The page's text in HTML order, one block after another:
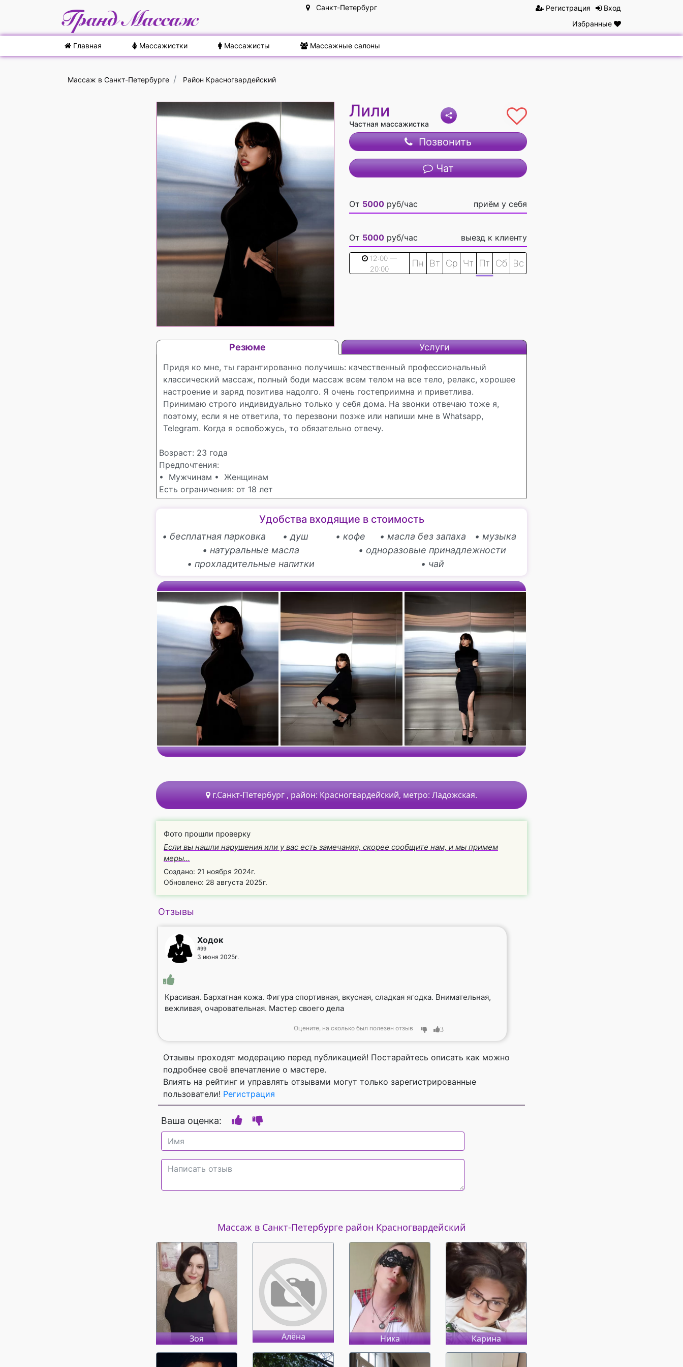
Санкт-Петербург Вход
Регистрация
Избранные
Главная Массажистки Массажисты Массажные салоны
Массаж в Санкт-Петербурге Район Красногвардейский
Лили
Частная массажистка
Позвонить
Чат
От 5000 руб/час приём у себя
От 5000 руб/час выезд к клиенту
12:00 —
20:00
Пн Вт Ср Чт Пт Сб Вс
Резюме Услуги
Придя ко мне, ты гарантированно получишь: качественный профессиональный
классический массаж, полный боди массаж всем телом на все тело, релакс, хорошее
настроение и заряд позитива надолго. Я очень гостеприимна и приветлива.
Принимаю строго индивидуально только у себя дома. На звонки отвечаю тоже я,
поэтому, если я не ответила, то перезвони позже или напиши мне в Whatsapp,
Telegram. Когда я освобожусь, то обязательно отвечу.
Возраст: 23 года
Предпочтения:
• Мужчинам • Женщинам
Есть ограничения: от 18 лет
Удобства входящие в стоимость
• бесплатная парковка • душ • кофе • масла без запаха
• музыка
• натуральные масла
• одноразовые принадлежности
• прохладительные напитки
• чай
г.Санкт-Петербург, район: Красногвардейский,метро: Ладожская.
Фото прошли проверку
Если вы нашли нарушения или у вас есть замечания, скорее сообщите нам, и мы примем
меры...
Создано: 21 ноября 2024г.
Обновлено: 28 августа 2025г.
Отзывы
Ходок
#99
3 июня 2025г.
Красивая. Бархатная кожа. Фигура спортивная, вкусная, сладкая ягодка. Внимательная,
вежливая, очаровательная. Мастер своего дела
Оцените, на сколько был полезен отзыв 3
Отзывы проходят модерацию перед публикацией! Постарайтесь описать как можно
подробнее своё впечатление о мастере.
Влиять на рейтинг и управлять отзывами могут только зарегистрированные
пользователи! Регистрация
Ваша оценка:
Массаж в Санкт-Петербурге район Красногвардейский
Зоя Алёна Ника Карина